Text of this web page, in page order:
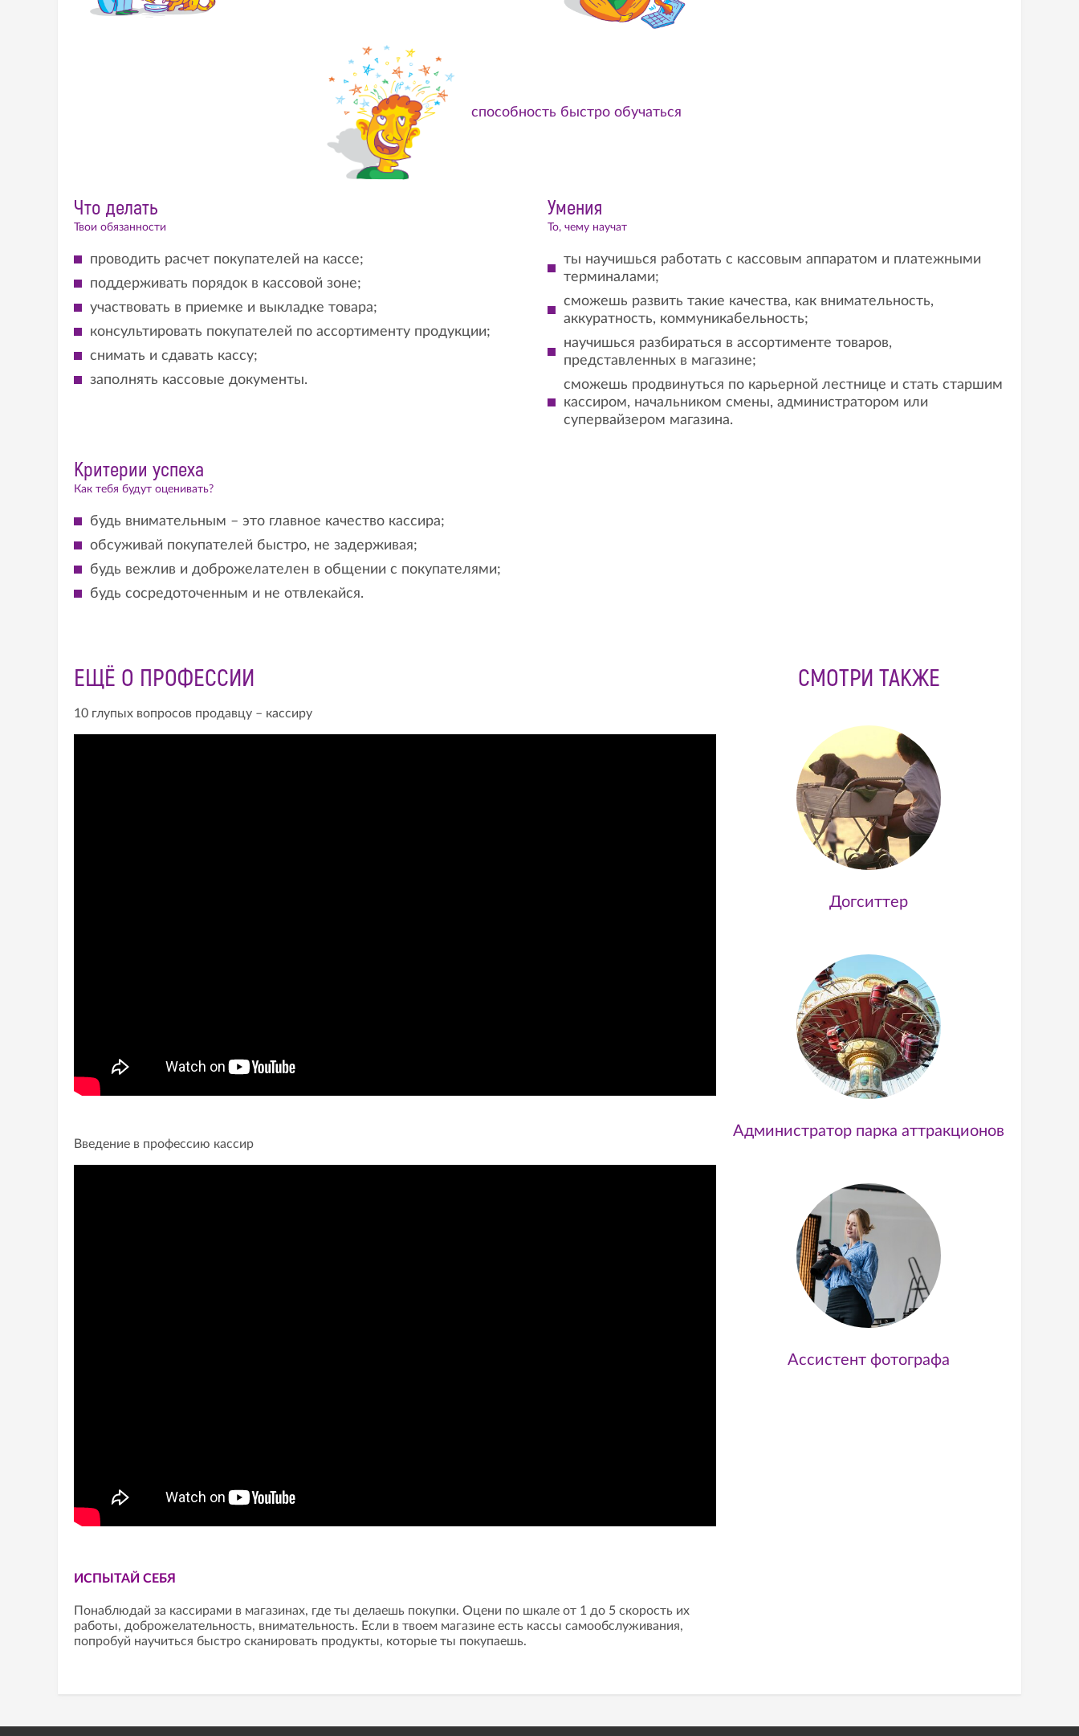
способность быстро обучаться
Что делать
Твои обязанности
проводить расчет покупателей на кассе;
поддерживать порядок в кассовой зоне;
участвовать в приемке и выкладке товара;
консультировать покупателей по ассортименту продукции;
снимать и сдавать кассу;
заполнять кассовые документы.
Умения
То, чему научат
ты научишься работать с кассовым аппаратом и платежными
терминалами;
сможешь развить такие качества, как внимательность,
аккуратность, коммуникабельность;
научишься разбираться в ассортименте товаров,
представленных в магазине;
сможешь продвинуться по карьерной лестнице и стать старшим
кассиром, начальником смены, администратором или
супервайзером магазина.
Критерии успеха
Как тебя будут оценивать?
будь внимательным – это главное качество кассира;
обсуживай покупателей быстро, не задерживая;
будь вежлив и доброжелателен в общении с покупателями;
будь сосредоточенным и не отвлекайся.
ЕЩЁ О ПРОФЕССИИ
10 глупых вопросов продавцу – кассиру
Введение в профессию кассир
ИСПЫТАЙ СЕБЯ
Понаблюдай за кассирами в магазинах, где ты делаешь покупки. Оцени по шкале от 1 до 5 скорость их
работы, доброжелательность, внимательность. Если в твоем магазине есть кассы самообслуживания,
попробуй научиться быстро сканировать продукты, которые ты покупаешь.
СМОТРИ ТАКЖЕ
Догситтер
Администратор парка аттракционов
Ассистент фотографа